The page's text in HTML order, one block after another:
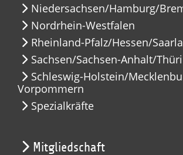
Niedersachsen/Hamburg/
Nordrhein-Westfalen
Rheinland-Pfalz/Hessen/
Sachsen/Sachsen-Anhalt/
Schleswig-Holstein/
Vorpommern
Spezialkräfte
Mitgliedschaft